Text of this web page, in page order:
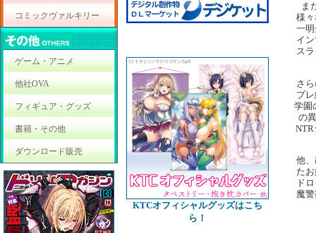
コミックヴァルキリー
ゲーム・アニメ
他社OVA
フィギュア・グッズ
書籍・その他
ダウンロード販売
KTCオフィシャルグッズはこち
ら！
ま
様
一
イ
ス
さ
プ
学園
の
他
た
ド
魔